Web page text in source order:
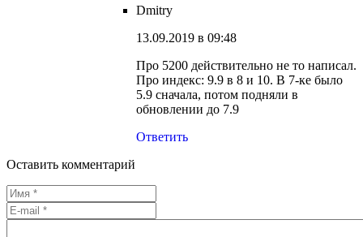
Dmitry
13.09.2019 в 09:48
Про 5200 действительно не то написал.
Про индекс: 9.9 в 8 и 10. В 7-ке было
5.9 сначала, потом подняли в
обновлении до 7.9
Ответить
Оставить комментарий